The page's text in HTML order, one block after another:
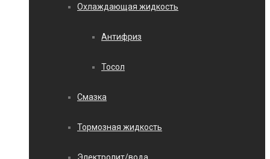
Охлаждающая жидкость
Антифриз
Тосол
Смазка
Тормозная жидкость